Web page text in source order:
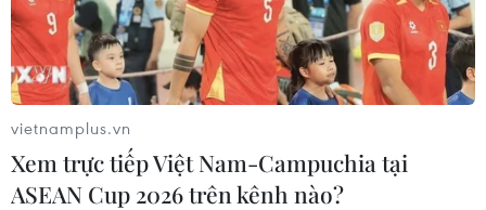
#Tin tức mới nhất
#Tin tức 24h
#Tin tức mới nhất trong ngày
#Tin tức thời sự
#Tin tức hot
#VietnamPlus #Vietnam
#Plus
vietnamplus.vn
Xem trực tiếp Việt Nam-Campuchia tại
ASEAN Cup 2026 trên kênh nào?